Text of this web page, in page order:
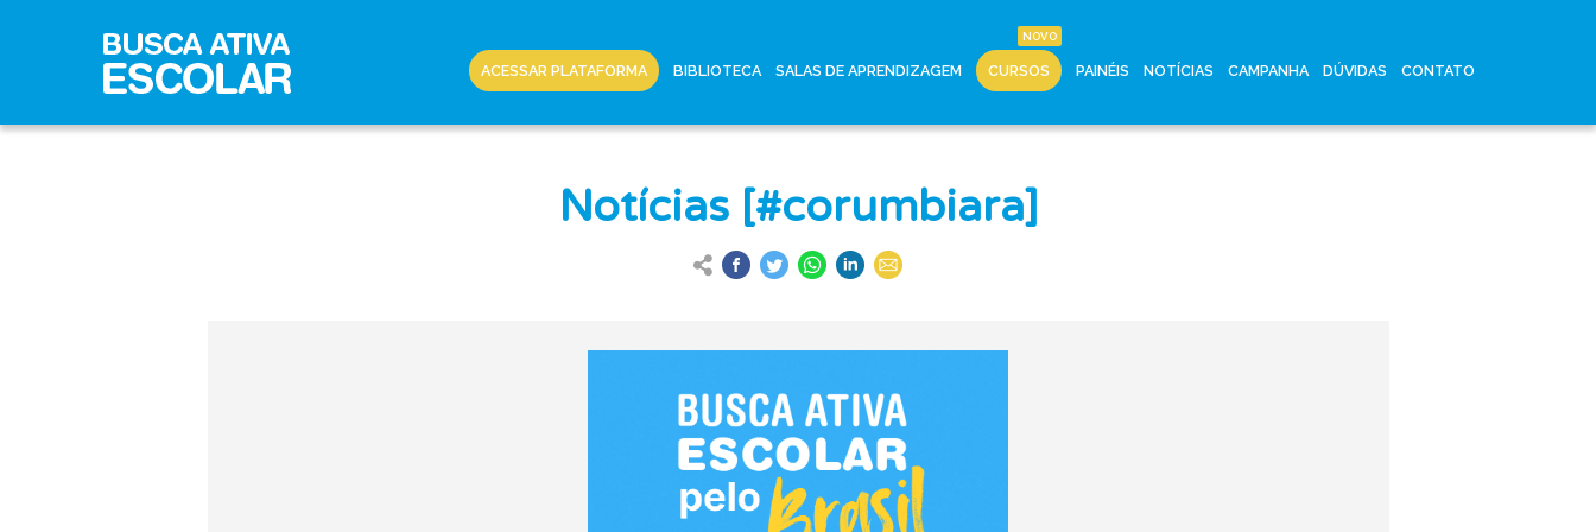
ACESSAR PLATAFORMA BIBLIOTECA SALAS DE APRENDIZAGEM CURSOS PAINÉIS NOTÍCIAS CAMPANHA DÚVIDAS CONTATO
Notícias [#corumbiara]